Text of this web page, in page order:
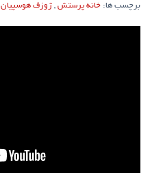
برچسب ها: خانه پرستش , ژوزف هوسپیان